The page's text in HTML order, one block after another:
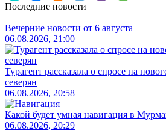
Последние новости
Вечерние новости от 6 августа
06.08.2026, 21:00
Турагент рассказала о спросе на
северян
06.08.2026, 20:58
Какой будет умная навигация в
06.08.2026, 20:29